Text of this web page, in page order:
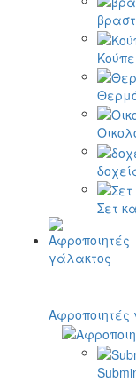
Σετ
Αφροποιητές